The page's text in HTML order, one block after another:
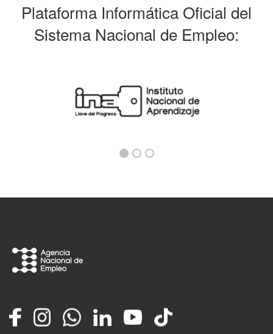
Plataforma Informática Oficial del
Sistema Nacional de Empleo:
FacebookInstagramWhatsappLinkedInYouTube
TikTok